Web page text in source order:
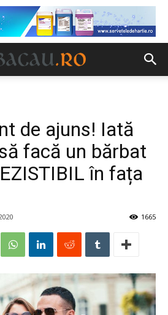
de ajuns! Iată
facă un bărbat
în fața
1665